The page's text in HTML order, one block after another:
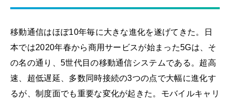
移動通信はほぼ10年毎に大きな進化を遂げてきた。日
本では2020年春から商用サービスが始まった5Gは、そ
の名の通り、5世代目の移動通信システムである。超高
速、超低遅延、多数同時接続の3つの点で大幅に進化す
るが、制度面でも重要な変化が起きた。モバイルキャリ